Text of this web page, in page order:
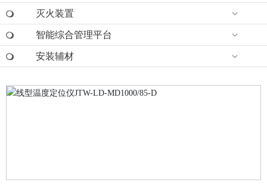
灭火装置
智能综合管理平台
安装辅材